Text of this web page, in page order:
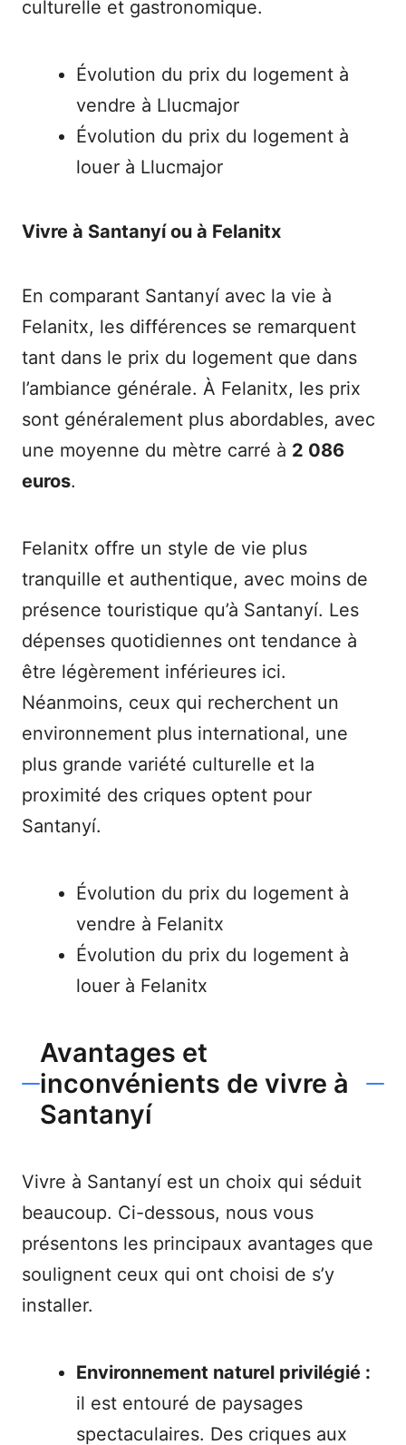
culturelle et gastronomique.
Évolution du prix du logement à
vendre à Llucmajor
Évolution du prix du logement à
louer à Llucmajor
Vivre à Santanyí ou à Felanitx
En comparant Santanyí avec la vie à
Felanitx, les différences se remarquent
tant dans le prix du logement que dans
l’ambiance générale. À Felanitx, les prix
sont généralement plus abordables, avec
une moyenne du mètre carré à 2 086
euros.
Felanitx offre un style de vie plus
tranquille et authentique, avec moins de
présence touristique qu’à Santanyí. Les
dépenses quotidiennes ont tendance à
être légèrement inférieures ici.
Néanmoins, ceux qui recherchent un
environnement plus international, une
plus grande variété culturelle et la
proximité des criques optent pour
Santanyí.
Évolution du prix du logement à
vendre à Felanitx
Évolution du prix du logement à
louer à Felanitx
Avantages et
inconvénients de vivre à
Santanyí
Vivre à Santanyí est un choix qui séduit
beaucoup. Ci-dessous, nous vous
présentons les principaux avantages que
soulignent ceux qui ont choisi de s’y
installer.
Environnement naturel privilégié :
il est entouré de paysages
spectaculaires. Des criques aux